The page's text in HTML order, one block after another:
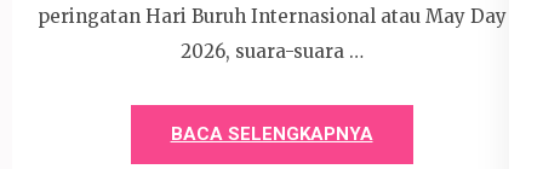
peringatan Hari Buruh Internasional atau May Day
2026, suara-suara …
BACA SELENGKAPNYA